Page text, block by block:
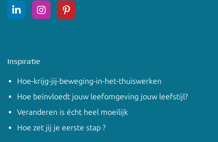
Inspiratie
Hoe-krijg-jij-beweging-in-het-thuiswerken
Hoe beïnvloedt jouw leefomgeving jouw leefstijl?
Veranderen is écht heel moeilijk
Hoe zet jij je eerste stap ?